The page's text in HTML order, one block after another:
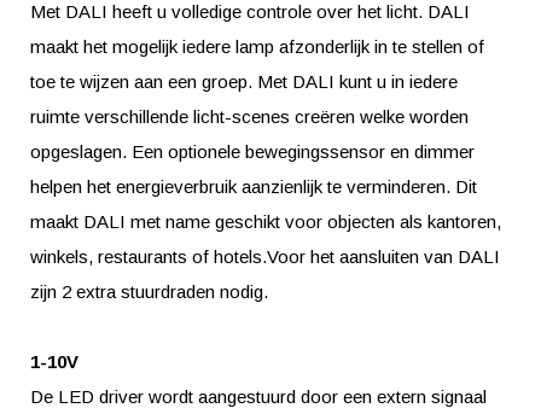
Met DALI heeft u volledige controle over het licht. DALI
maakt het mogelijk iedere lamp afzonderlijk in te stellen of
toe te wijzen aan een groep. Met DALI kunt u in iedere
ruimte verschillende licht-scenes creëren welke worden
opgeslagen. Een optionele bewegingssensor en dimmer
helpen het energieverbruik aanzienlijk te verminderen. Dit
maakt DALI met name geschikt voor objecten als kantoren,
winkels, restaurants of hotels.Voor het aansluiten van DALI
zijn 2 extra stuurdraden nodig.
1-10V
De LED driver wordt aangestuurd door een extern signaal